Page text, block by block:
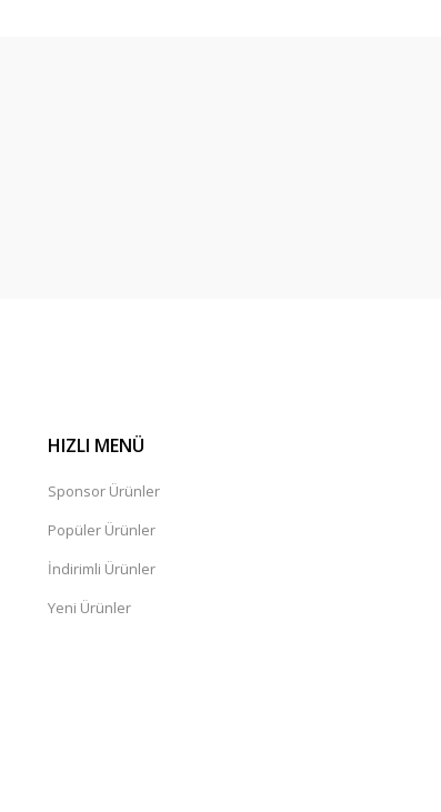
HIZLI MENÜ
Sponsor Ürünler
Popüler Ürünler
İndirimli Ürünler
Yeni Ürünler